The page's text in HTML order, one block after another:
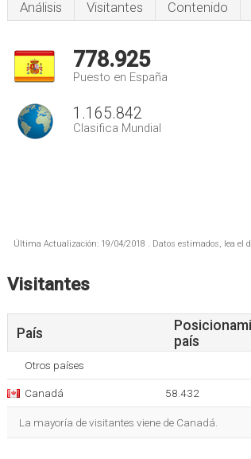
Análisis Visitantes Contenido
778.925
Puesto en España
1.165.842
Clasifica Mundial
Última Actualización: 19/04/2018 . Datos estimados, lea el
Visitantes
País
país
Otros países
Canadá 58.432
La mayoría de visitantes viene de Canadá.